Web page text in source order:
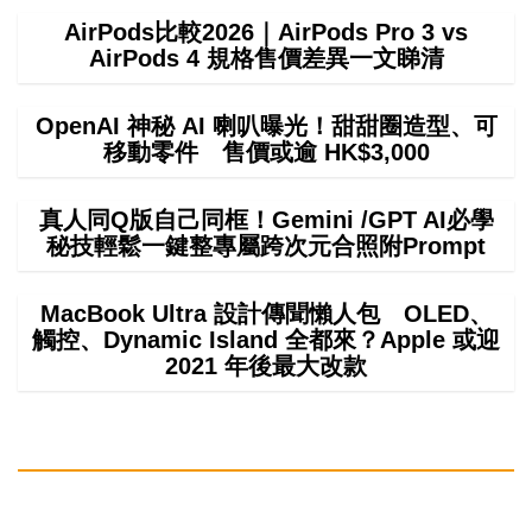
AirPods比較2026｜AirPods Pro 3 vs
AirPods 4 規格售價差異一文睇清
OpenAI 神秘 AI 喇叭曝光！甜甜圈造型、可
移動零件 售價或逾 HK$3,000
真人同Q版自己同框！Gemini /GPT AI必學
秘技輕鬆一鍵整專屬跨次元合照附Prompt
MacBook Ultra 設計傳聞懶人包 OLED、
觸控、Dynamic Island 全都來？Apple 或迎
2021 年後最大改款